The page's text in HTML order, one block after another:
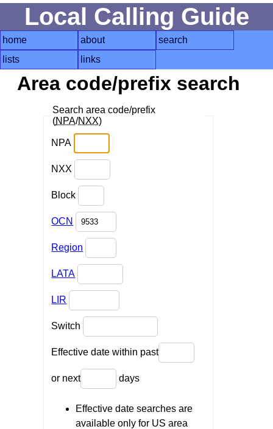
Local Calling Guide
home about
search
lists
links
Area code/prefix search
Search area code/prefix
(NPA/NXX)
NPA
NXX
Block
OCN
Region
LATA
LIR
Switch
Effective date within past
or next days
Effective date searches are
available only for US area